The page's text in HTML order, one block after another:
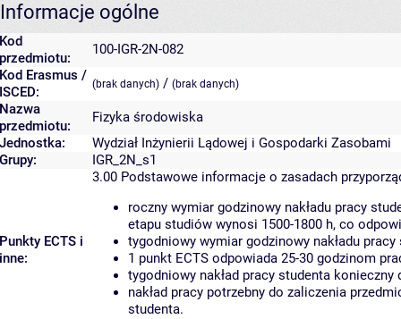
Informacje ogólne
Kod
przedmiotu:
100-IGR-2N-082
Kod Erasmus /
ISCED:
(brak danych) / (brak danych)
Nazwa
przedmiotu:
Fizyka środowiska
Jednostka:
Wydział Inżynierii Lądowej i Gospodarki Zasobami
Grupy:
IGR_2N_s1
Punkty ECTS i
inne:
3.00 Podstawowe informacje o zasadach
roczny wymiar godzinowy nakładu pracy
etapu studiów wynosi 1500-1800 h, co
tygodniowy wymiar godzinowy nakładu
1 punkt ECTS odpowiada 25-30 godzinom
tygodniowy nakład pracy studenta
nakład pracy potrzebny do zaliczenia
studenta.